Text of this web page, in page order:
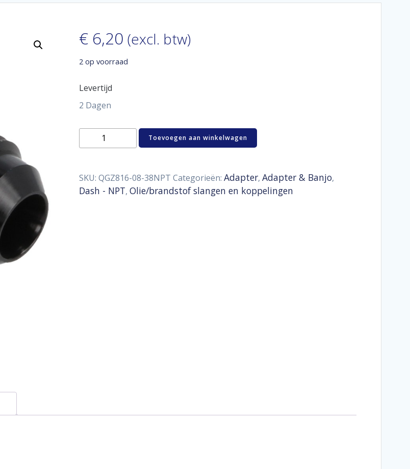
€6,20 (excl. btw)
2 op voorraad
Levertijd
2 Dagen
Aluminum
adaptor
-
3/8"
NPT
Toevoegen aan winkelwagen
SKU: QGZ816-08-38NPT Categorieën: Adapter, Adapter & Banjo,
Dash - NPT, Olie/brandstof slangen en koppelingen